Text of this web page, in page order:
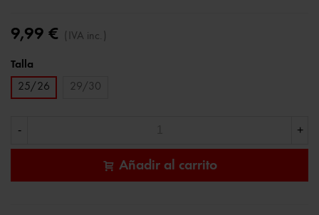
9,99 € (IVA inc.)
Talla
25/26
29/30
- +
Añadir al carrito